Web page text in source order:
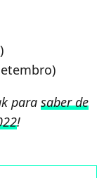
para saber de
!